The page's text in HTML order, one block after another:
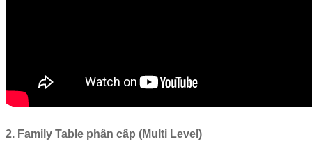
2. Family Table phân cấp (Multi Level)